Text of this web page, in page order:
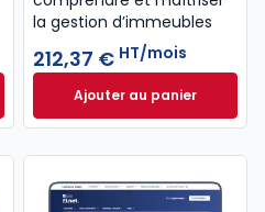
publique à 198,19 €HT/mois
la gestion d’immeubles
212,37 € HT/mois
Ajouter au panier
ELnet Gestion